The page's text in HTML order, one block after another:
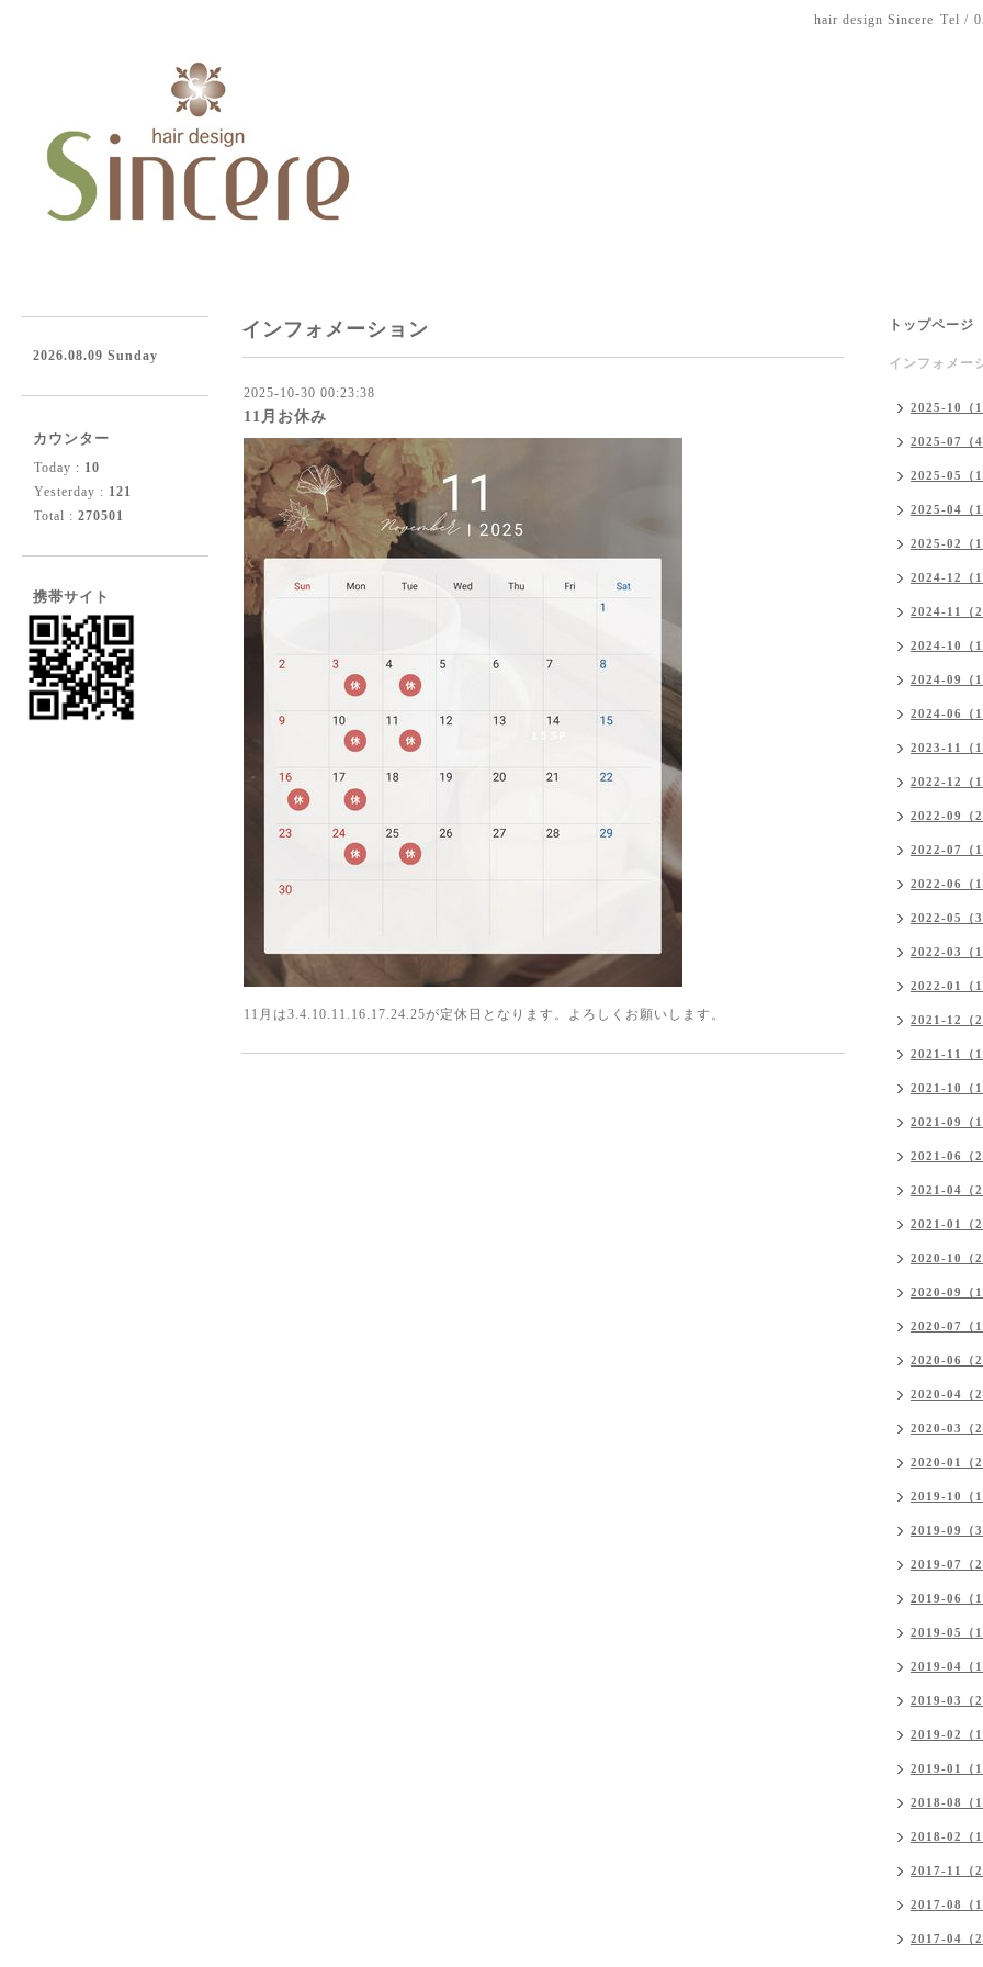
hair design Sincere Tel /
インフォメーション
2025-10-30 00:23:38
11月お休み
11月は3.4.10.11.16.17.24.25が定休日となります。よろしくお願いします。
トップページ
インフォメー
2025-10（1
2025-07（4
2025-05（1
2025-04（1
2025-02（1
2024-12（1
2024-11（2
2024-10（1
2024-09（1
2024-06（1
2023-11（1
2022-12（1
2022-09（2
2022-07（1
2022-06（1
2022-05（3
2022-03（1
2022-01（1
2021-12（2
2021-11（1
2021-10（1
2021-09（1
2021-06（2
2021-04（2
2021-01（2
2020-10（2
2020-09（1
2020-07（1
2020-06（2
2020-04（2
2020-03（2
2020-01（2
2019-10（1
2019-09（3
2019-07（2
2019-06（1
2019-05（1
2019-04（1
2019-03（2
2019-02（1
2019-01（1
2018-08（1
2018-02（1
2017-11（2
2017-08（1
2017-04（2
2026.08.09 Sunday
カウンター
Today : 10
Yesterday : 121
Total : 270501
携帯サイト